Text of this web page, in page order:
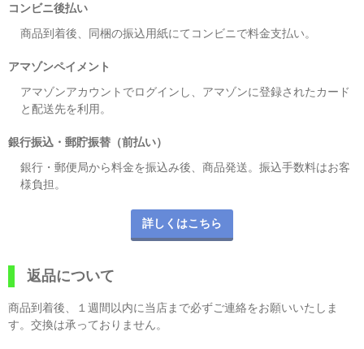
コンビニ後払い
商品到着後、同梱の振込用紙にてコンビニで料金支払い。
アマゾンペイメント
アマゾンアカウントでログインし、アマゾンに登録されたカード
と配送先を利用。
銀行振込・郵貯振替（前払い）
銀行・郵便局から料金を振込み後、商品発送。振込手数料はお客
様負担。
詳しくはこちら
返品について
商品到着後、１週間以内に当店まで必ずご連絡をお願いいたしま
す。交換は承っておりません。